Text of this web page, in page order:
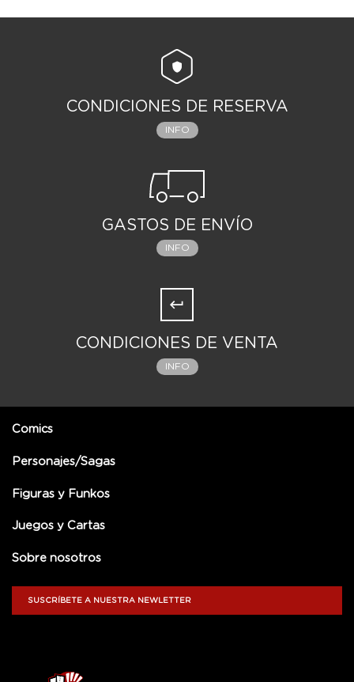
CONDICIONES DE RESERVA
INFO
GASTOS DE ENVÍO
INFO
CONDICIONES DE VENTA
INFO
Comics
Personajes/Sagas
Figuras y Funkos
Juegos y Cartas
Sobre nosotros
SUSCRÍBETE A NUESTRA NEWLETTER